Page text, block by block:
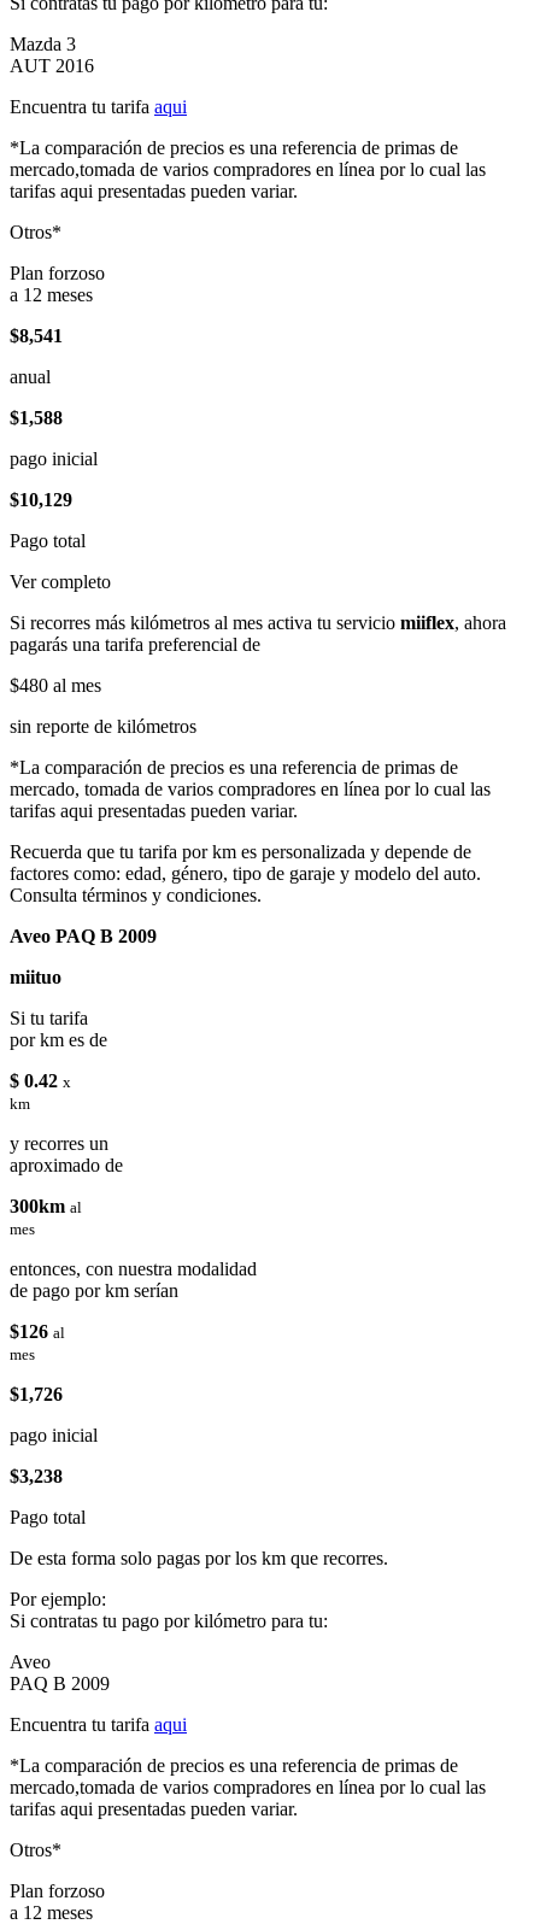
Mazda 3
AUT 2016
Encuentra tu tarifa aqui
*La comparación de precios es una referencia de primas de
mercado,tomada de varios compradores en línea por lo cual las
tarifas aqui presentadas pueden variar.
Otros*
Plan forzoso
a 12 meses
$8,541
anual
$1,588
pago inicial
$10,129
Pago total
Ver completo
Si recorres más kilómetros al mes activa tu servicio miiflex, ahora
pagarás una tarifa preferencial de
$480 al mes
sin reporte de kilómetros
*La comparación de precios es una referencia de primas de
mercado, tomada de varios compradores en línea por lo cual las
tarifas aqui presentadas pueden variar.
Recuerda que tu tarifa por km es personalizada y depende de
factores como: edad, género, tipo de garaje y modelo del auto.
Consulta términos y condiciones.
Aveo PAQ B 2009
miituo
Si tu tarifa
por km es de
$ 0.42 x
km
y recorres un
aproximado de
300km al
mes
entonces, con nuestra modalidad
de pago por km serían
$126 al
mes
$1,726
pago inicial
$3,238
Pago total
De esta forma solo pagas por los km que recorres.
Por ejemplo:
Si contratas tu pago por kilómetro para tu:
Aveo
PAQ B 2009
Encuentra tu tarifa aqui
*La comparación de precios es una referencia de primas de
mercado,tomada de varios compradores en línea por lo cual las
tarifas aqui presentadas pueden variar.
Otros*
Plan forzoso
a 12 meses